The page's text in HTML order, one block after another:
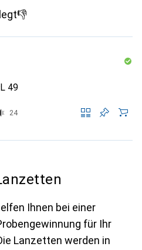
49
24
Ihnen bei einer
für Ihr
Lanzetten werden in